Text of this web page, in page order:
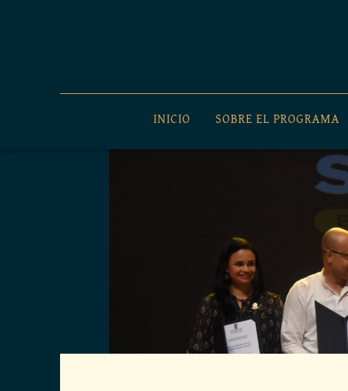
INICIO SOBRE EL PROGRAMA